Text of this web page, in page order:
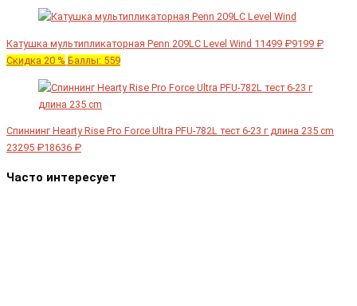
Катушка мультипликаторная Penn 209LC Level Wind 11499 ₽9199 ₽
Скидка 20 % Баллы: 559
Спиннинг Hearty Rise Pro Force Ultra PFU-782L тест 6-23 г длина 235 cm
23295 ₽18636 ₽
Часто интересует